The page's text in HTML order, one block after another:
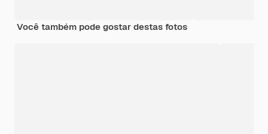
Você também pode gostar destas fotos